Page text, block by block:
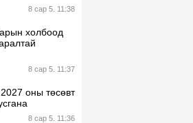
8 сар 5. 11:38
холбоод
8 сар 5. 11:37
оны төсөвт
8 сар 5. 11:36